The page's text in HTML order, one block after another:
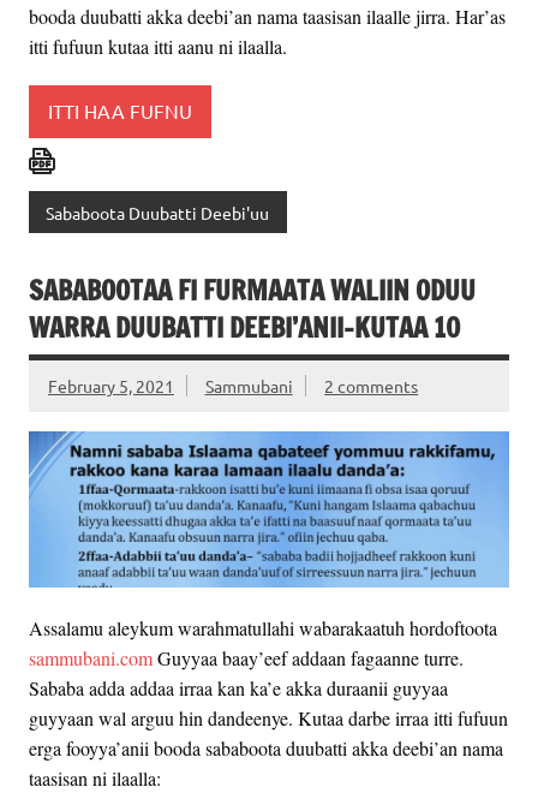
booda duubatti akka deebi’an nama taasisan ilaalle jirra. Har’as
itti fufuun kutaa itti aanu ni ilaalla.
ITTI HAA FUFNU
Sababoota Duubatti Deebi'uu
SABABOOTAA FI FURMAATA WALIIN ODUU
WARRA DUUBATTI DEEBI’ANII-KUTAA 10
February 5, 2021 Sammubani 2 comments
Assalamu aleykum warahmatullahi wabarakaatuh hordoftoota
sammubani.comGuyyaa baay’eef addaan fagaanne turre.
Sababa adda addaa irraa kan ka’e akka duraanii guyyaa
guyyaan wal arguu hin dandeenye. Kutaa darbe irraa itti fufuun
erga fooyya’anii booda sababoota duubatti akka deebi’an nama
taasisan ni ilaalla: